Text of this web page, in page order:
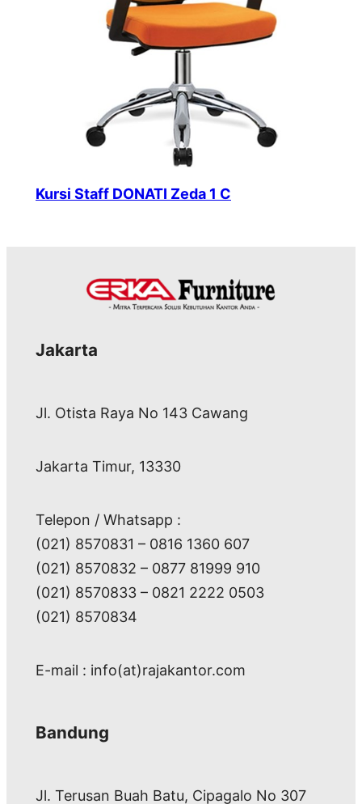
Kursi Staff DONATI Zeda 1 C
Jakarta
Jl. Otista Raya No 143 Cawang
Jakarta Timur, 13330
Telepon / Whatsapp :
(021) 8570831 – 0816 1360 607
(021) 8570832 – 0877 81999 910
(021) 8570833 – 0821 2222 0503
(021) 8570834
E-mail : info(at)rajakantor.com
Bandung
Jl. Terusan Buah Batu, Cipagalo No 307